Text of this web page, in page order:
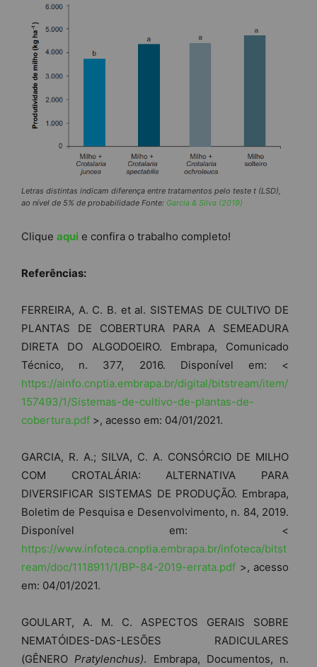
Letras distintas indicam diferença entre tratamentos pelo teste t (LSD),
ao nível de 5% de probabilidade Fonte: Garcia & Silva (2019)
Clique aqui e confira o trabalho completo!
Referências:
FERREIRA, A. C. B. et al. SISTEMAS DE CULTIVO DE
PLANTAS DE COBERTURA PARA A SEMEADURA
DIRETA DO ALGODOEIRO. Embrapa, Comunicado
Técnico, n. 377, 2016. Disponível em: <
https://ainfo.cnptia.embrapa.br/digital/bitstream/item/
157493/1/Sistemas-de-cultivo-de-plantas-de-
cobertura.pdf >, acesso em: 04/01/2021.
GARCIA, R. A.; SILVA, C. A. CONSÓRCIO DE MILHO
COM CROTALÁRIA: ALTERNATIVA PARA
DIVERSIFICAR SISTEMAS DE PRODUÇÃO. Embrapa,
Boletim de Pesquisa e Desenvolvimento, n. 84, 2019.
Disponível em: <
https://www.infoteca.cnptia.embrapa.br/infoteca/bitst
ream/doc/1118911/1/BP-84-2019-errata.pdf >, acesso
em: 04/01/2021.
GOULART, A. M. C. ASPECTOS GERAIS SOBRE
NEMATÓIDES-DAS-LESÕES RADICULARES
(GÊNEROPratylenchus). Embrapa, Documentos, n.